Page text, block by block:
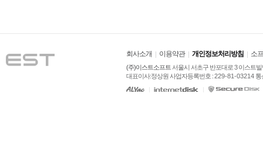
회사소개 이용약관 개인정보처리방침 소
(주)이스트소프트 서울시 서초구 반포대로 3 이스트빌
대표이사:정상원 사업자등록번호 : 229-81-03214 통